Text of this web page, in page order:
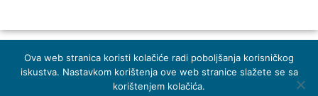
© 2026 Indentals. Sva prava pridržana – Design by Michel studio
Ova web stranica koristi kolačiće radi poboljšanja korisničkog
iskustva. Nastavkom korištenja ove web stranice slažete se sa
korištenjem kolačića.